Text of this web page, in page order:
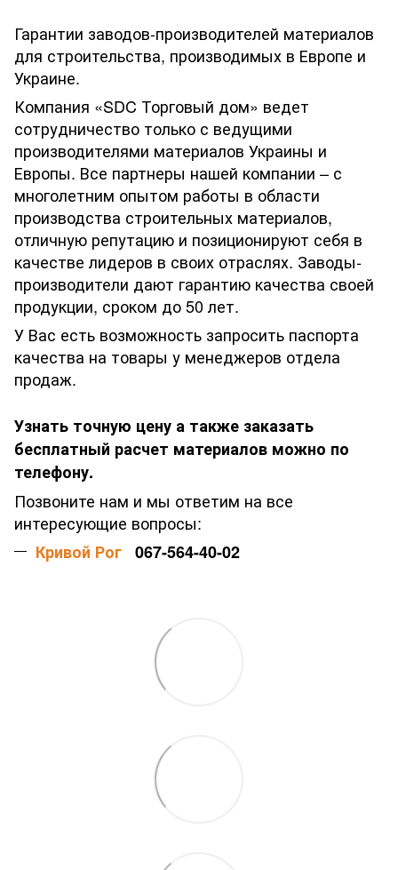
Гарантии заводов-производителей материалов
для строительства, производимых в Европе и
Украине.
Компания «SDC Торговый дом» ведет
сотрудничество только с ведущими
производителями материалов Украины и
Европы. Все партнеры нашей компании – с
многолетним опытом работы в области
производства строительных материалов,
отличную репутацию и позиционируют себя в
качестве лидеров в своих отраслях. Заводы-
производители дают гарантию качества своей
продукции, сроком до 50 лет.
У Вас есть возможность запросить паспорта
качества на товары у менеджеров отдела
продаж.
Узнать точную цену а также заказать
бесплатный расчет материалов можно по
телефону.
Позвоните нам и мы ответим на все
интересующие вопросы:
Кривой Рог 067-564-40-02